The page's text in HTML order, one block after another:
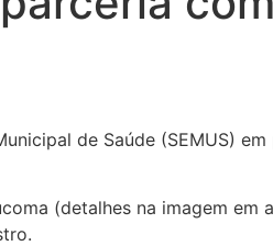
de Saúde (SEMUS)
(detalhes na imagem